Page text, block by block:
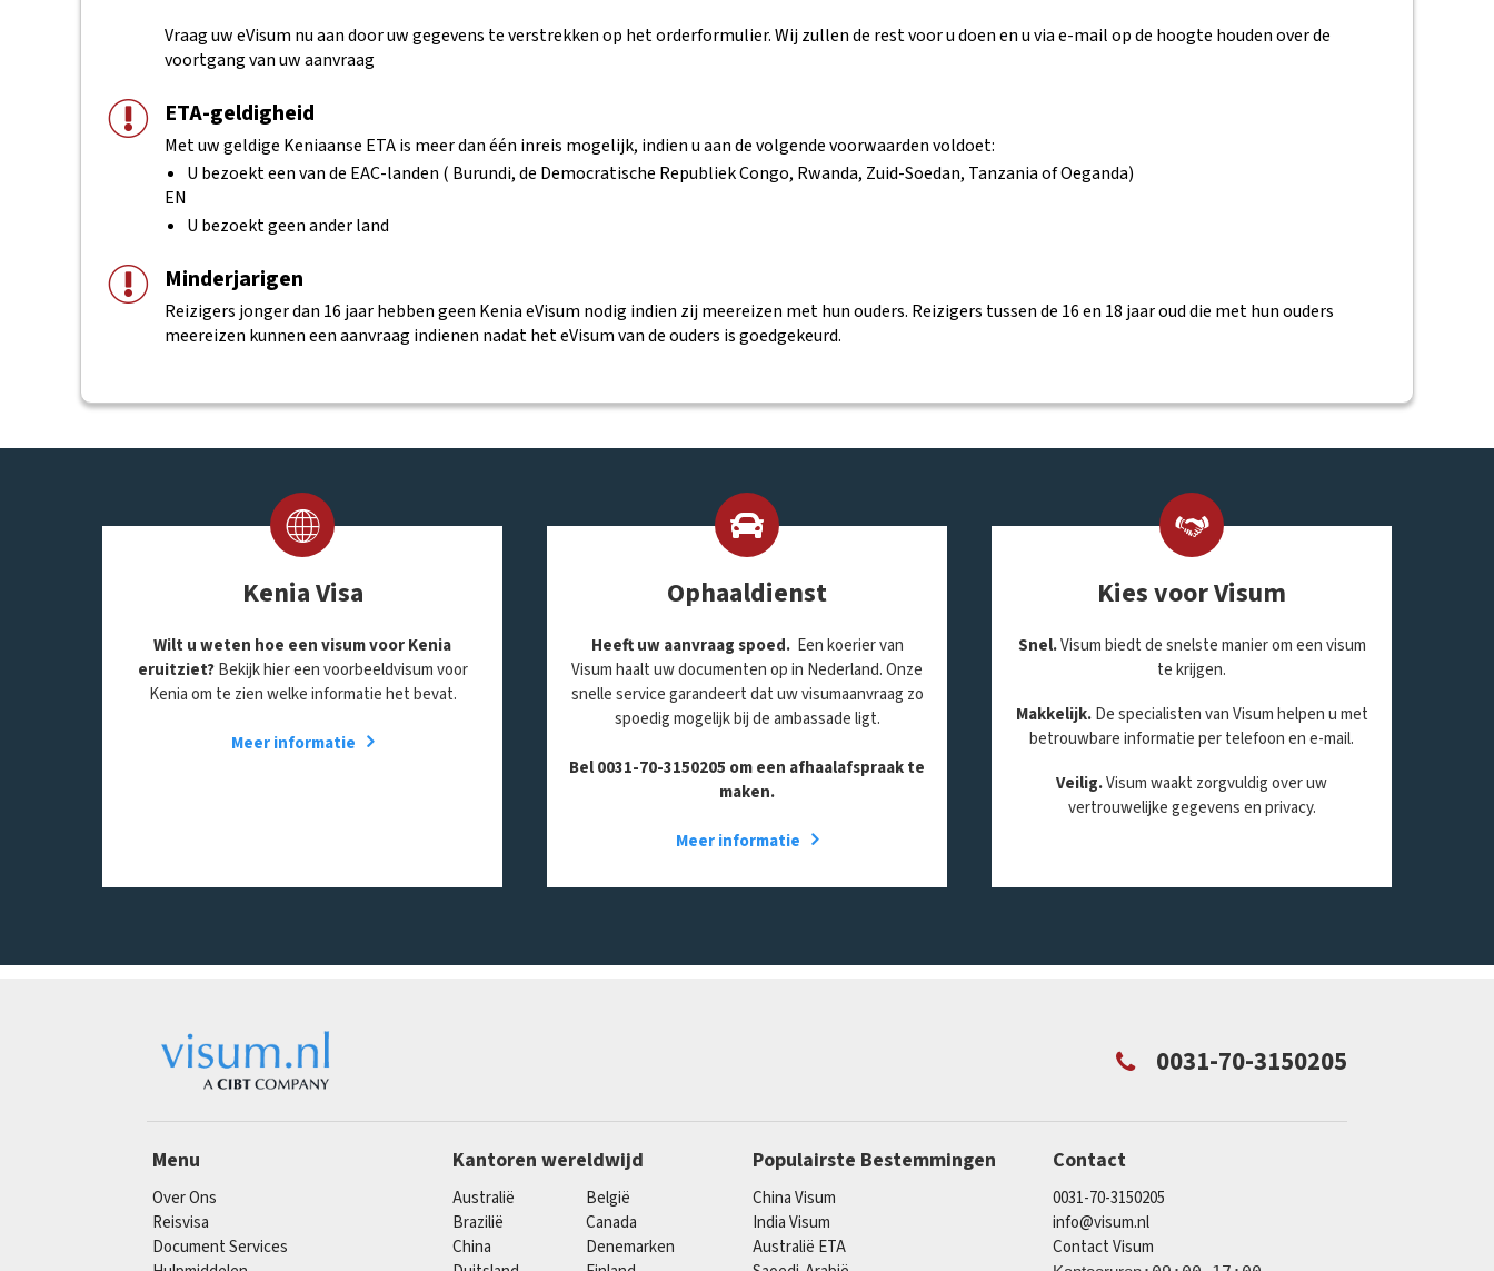
Vraag uw eVisum nu aan door uw gegevens te verstrekken op het orderformulier. Wij zullen de rest voor u doen en u via e-mail op de hoogte houden over de
voortgang van uw aanvraag
ETA-geldigheid
Met uw geldige Keniaanse ETA is meer dan één inreis mogelijk, indien u aan de volgende voorwaarden voldoet:
U bezoekt een van de EAC-landen ( Burundi, de Democratische Republiek Congo, Rwanda, Zuid-Soedan, Tanzania of Oeganda)
EN
U bezoekt geen ander land
Minderjarigen
Reizigers jonger dan 16 jaar hebben geen Kenia eVisum nodig indien zij meereizen met hun ouders. Reizigers tussen de 16 en 18 jaar oud die met hun ouders
meereizen kunnen een aanvraag indienen nadat het eVisum van de ouders is goedgekeurd.
Kenia Visa
Wilt u weten hoe een visum voor Kenia
eruitziet?Bekijk hier een voorbeeldvisum voor
Kenia om te zien welke informatie het bevat.
Meer informatie
Ophaaldienst
Heeft uw aanvraag spoed.Een koerier van
Visum haalt uw documenten op in Nederland. Onze
snelle service garandeert dat uw visumaanvraag zo
spoedig mogelijk bij de ambassade ligt.
Bel 0031-70-3150205 om een afhaalafspraak te
maken.
Meer informatie
Kies voor Visum
Snel.Visum biedt de snelste manier om een visum
te krijgen.
Makkelijk.De specialisten van Visum helpen u met
betrouwbare informatie per telefoon en e-mail.
Veilig.Visum waakt zorgvuldig over uw
vertrouwelijke gegevens en privacy.
0031-70-3150205
Menu
Over Ons
Reisvisa
Document Services
Kantoren wereldwijd
Australië
België
Brazilië
Canada
China
Denemarken
Populairste Bestemmingen
China Visum
India Visum
Australië ETA
Contact
0031-70-3150205
info@visum.nl
Contact Visum